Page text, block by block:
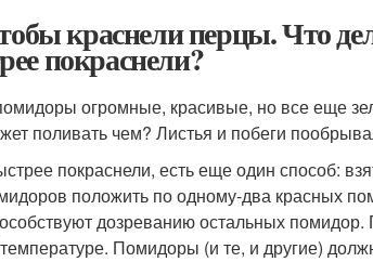
краснели перцы. Что
покраснели?
огромные, красивые, но все еще
поливать чем? Листья и побеги
покраснели, есть еще один способ:
положить по одному-два красных
дозреванию остальных помидор.
Помидоры (и те, и другие)